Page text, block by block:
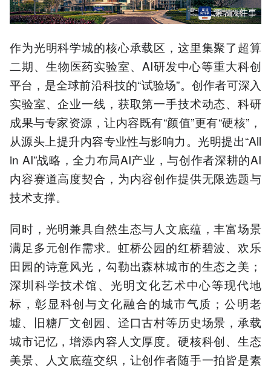
作为光明科学城的核心承载区，这里集聚了超算
二期、生物医药实验室、AI研发中心等重大科创
平台，是全球前沿科技的“试验场”。创作者可深入
实验室、企业一线，获取第一手技术动态、科研
成果与专家资源，让内容既有“颜值”更有“硬核”，
从源头上提升内容专业性与影响力。光明提出“All
in AI”战略，全力布局AI产业，与创作者深耕的AI
内容赛道高度契合，为内容创作提供无限选题与
技术支撑。
同时，光明兼具自然生态与人文底蕴，丰富场景
满足多元创作需求。虹桥公园的红桥碧波、欢乐
田园的诗意风光，勾勒出森林城市的生态之美；
深圳科学技术馆、光明文化艺术中心等现代地
标，彰显科创与文化融合的城市气质；公明老
墟、旧糖厂文创园、迳口古村等历史场景，承载
城市记忆，增添内容人文厚度。硬核科创、生态
美景、人文底蕴交织，让创作者随手一拍皆是素